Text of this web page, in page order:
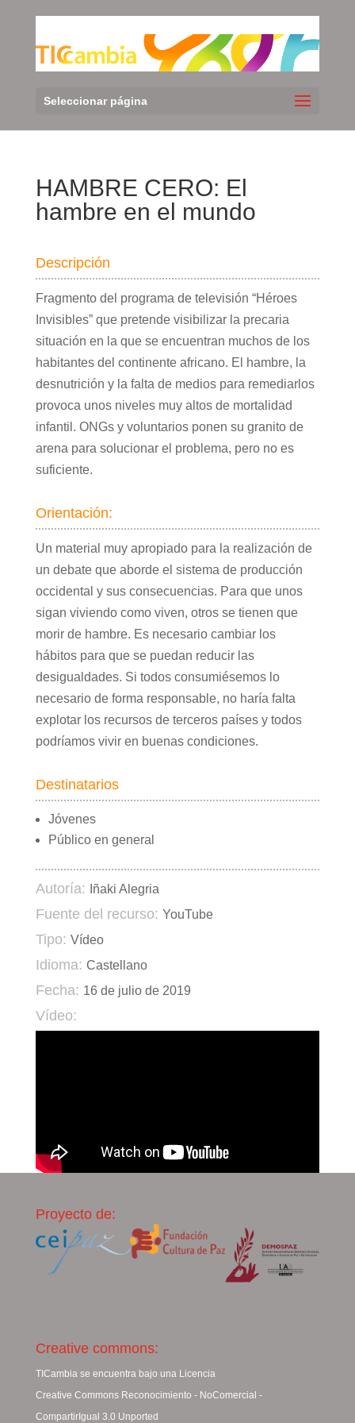
Seleccionar página
HAMBRE CERO: El
hambre en el mundo
Descripción
Fragmento del programa de televisión “Héroes
Invisibles” que pretende visibilizar la precaria
situación en la que se encuentran muchos de los
habitantes del continente africano. El hambre, la
desnutrición y la falta de medios para remediarlos
provoca unos niveles muy altos de mortalidad
infantil. ONGs y voluntarios ponen su granito de
arena para solucionar el problema, pero no es
suficiente.
Orientación:
Un material muy apropiado para la realización de
un debate que aborde el sistema de producción
occidental y sus consecuencias. Para que unos
sigan viviendo como viven, otros se tienen que
morir de hambre. Es necesario cambiar los
hábitos para que se puedan reducir las
desigualdades. Si todos consumiésemos lo
necesario de forma responsable, no haría falta
explotar los recursos de terceros países y todos
podríamos vivir en buenas condiciones.
Destinatarios
Jóvenes
Público en general
Autoría: Iñaki Alegria
Fuente del recurso: YouTube
Tipo: Vídeo
Idioma: Castellano
Fecha: 16 de julio de 2019
Vídeo:
Proyecto de:
Creative commons:
TICambia se encuentra bajo una Licencia
Creative Commons Reconocimiento - NoComercial -
CompartirIgual 3.0 Unported